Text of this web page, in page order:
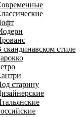
скандинавском стиле
старину